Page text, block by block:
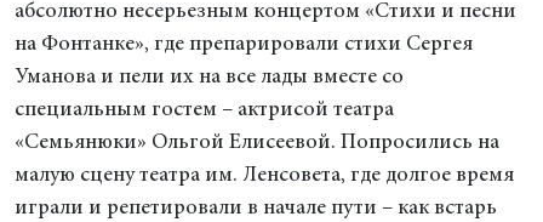
абсолютно несерьезным концертом «Стихи и песни
на Фонтанке», где препарировали стихи Сергея
Уманова и пели их на все лады вместе со
специальным гостем – актрисой театра
«Семьянюки» Ольгой Елисеевой. Попросились на
малую сцену театра им. Ленсовета, где долгое время
играли и репетировали в начале пути – как встарь